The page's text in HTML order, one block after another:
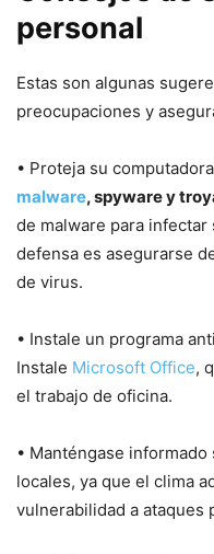
personal
Estas son algunas
preocupaciones y
• Proteja su
malware, spyware y
de malware para
defensa es asegurarse
de virus.
• Instale un programa
Instale Microsoft Office,
el trabajo de oficina.
• Manténgase
locales, ya que el clima
vulnerabilidad a ataques